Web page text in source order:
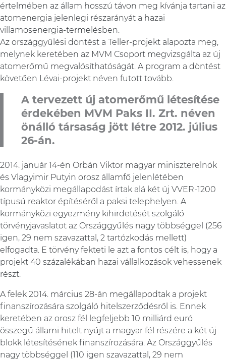
értelmében az állam hosszú távon meg kívánja tartani az
atomenergia jelenlegi részarányát a hazai
villamosenergia-termelésben.
Az országgyűlési döntést a Teller-projekt alapozta meg,
melynek keretében az MVM Csoport megvizsgálta az új
atomerőmű megvalósíthatóságát. A program a döntést
követően Lévai-projekt néven futott tovább.
A tervezett új atomerőmű létesítése
érdekében MVM Paks II. Zrt. néven
önálló társaság jött létre 2012. július
26-án.
2014. január 14-én Orbán Viktor magyar miniszterelnök
és Vlagyimir Putyin orosz államfő jelenlétében
kormányközi megállapodást írtak alá két új VVER-1200
típusú reaktor építéséről a paksi telephelyen. A
kormányközi egyezmény kihirdetését szolgáló
törvényjavaslatot az Országgyűlés nagy többséggel (256
igen, 29 nem szavazattal, 2 tartózkodás mellett)
elfogadta. E törvény fekteti le azt a fontos célt is, hogy a
projekt 40 százalékában hazai vállalkozások vehessenek
részt.
A felek 2014. március 28-án megállapodtak a projekt
finanszírozására szolgáló hitelszerződésről is. Ennek
keretében az orosz fél legfeljebb 10 milliárd euró
összegű állami hitelt nyújt a magyar fél részére a két új
blokk létesítésének finanszírozására. Az Országgyűlés
nagy többséggel (110 igen szavazattal, 29 nem